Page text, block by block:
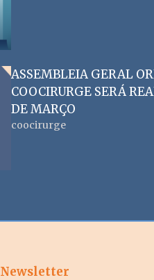
ASSEMBLEIA GERAL
COOCIRURGE SERÁ
DE MARÇO
coocirurge
Newsletter